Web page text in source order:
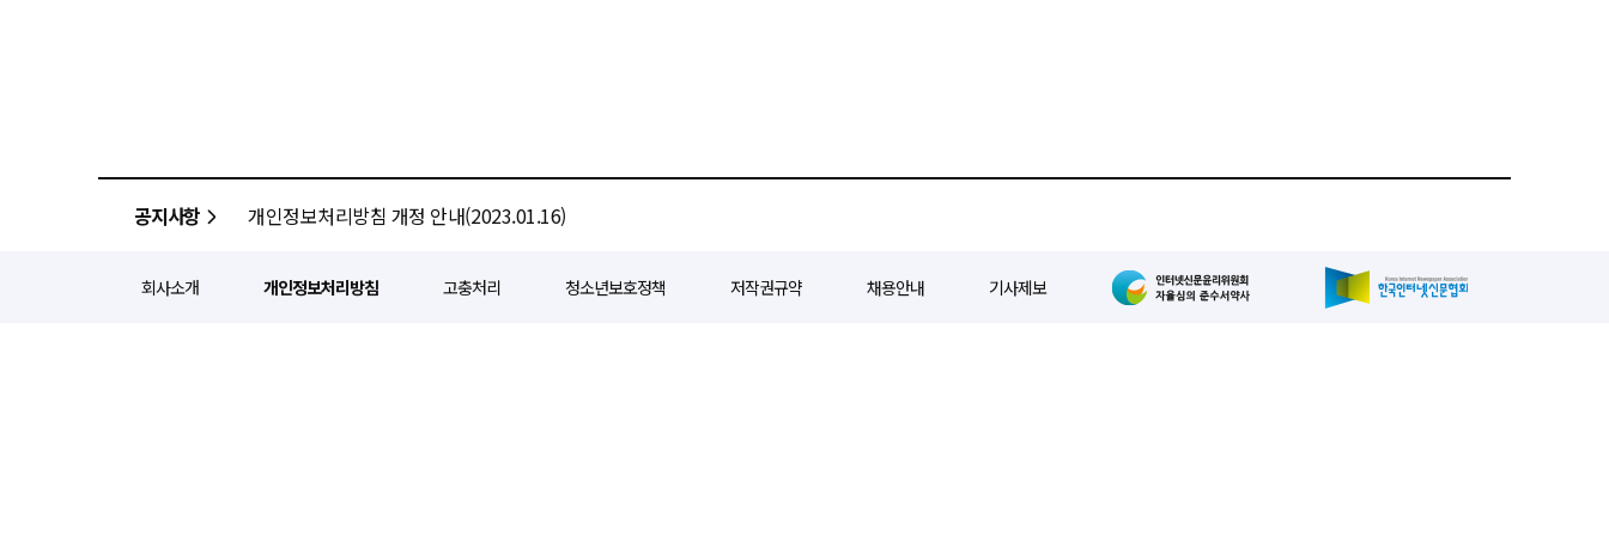
공지사항 개인정보처리방침 개정 안내(2023.01.16)
회사소개 개인정보처리방침 고충처리 청소년보호정책 저작권규약 채용안내 기사제보